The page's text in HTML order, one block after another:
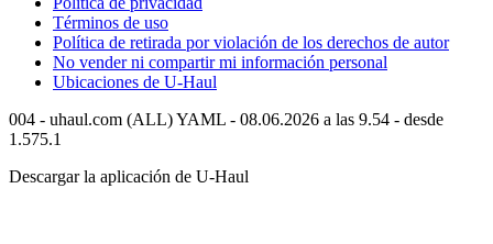
Términos de uso
Política de retirada por violación de los derechos de autor
No vender ni compartir mi información personal
Ubicaciones de U-Haul
004 - uhaul.com (ALL) YAML - 08.06.2026 a las 9.54 - desde
1.575.1
Descargar la aplicación de U-Haul